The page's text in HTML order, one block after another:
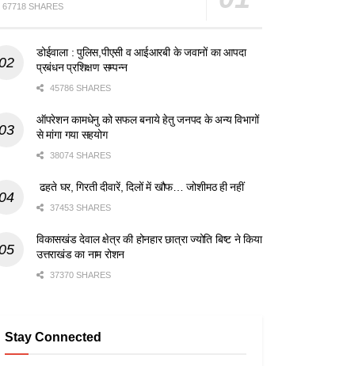
67718 SHARES
डोईवाला : पुलिस,पीएसी व आईआरबी के जवानों का आपदा
प्रबंधन प्रशिक्षण सम्पन्न
45786 SHARES
ऑपरेशन कामधेनु को सफल बनाये हेतु जनपद के अन्य विभागों
से मांगा गया सहयोग
38074 SHARES
ढहते घर, गिरती दीवारें, दिलों में खौफ… जोशीमठ ही नहीं
37453 SHARES
विकासखंड देवाल क्षेत्र की होनहार छात्रा ज्योति बिष्ट ने किया
उत्तराखंड का नाम रोशन
37370 SHARES
Stay Connected